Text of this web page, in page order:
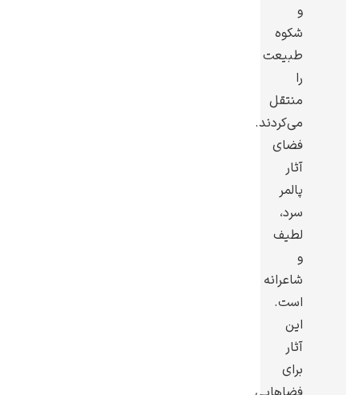
و
شکوه
طبیعت
را
منتقل
می‌کردند.
فضای
آثار
پالمر
سرد،
لطیف
و
شاعرانه
است.
این
آثار
برای